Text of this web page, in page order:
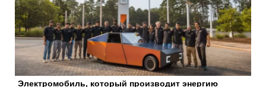
Электромобиль, который производит энергию